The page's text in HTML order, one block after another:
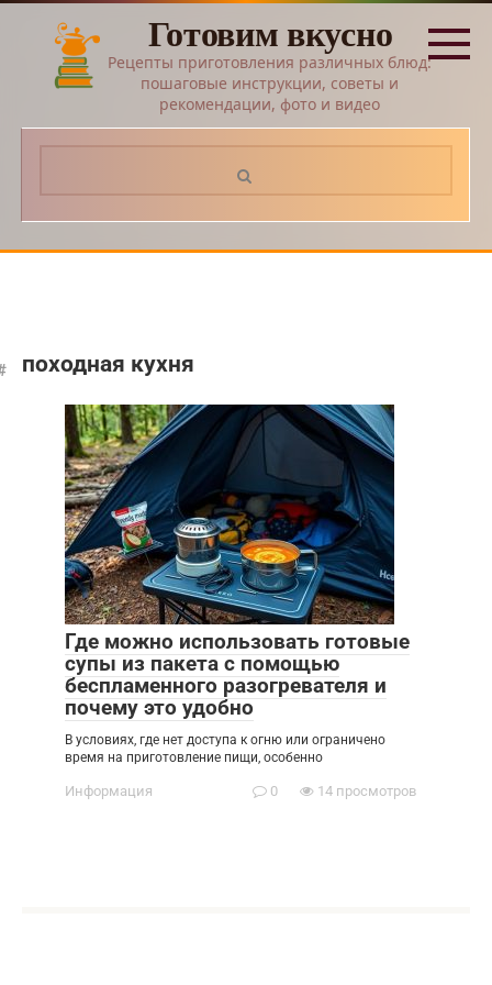
Перейти
контенту
Готовим вкусно
Рецепты приготовления различных блюд:
пошаговые инструкции, советы и
рекомендации, фото и видео
походная кухня
Где можно использовать готовые
супы из пакета с помощью
беспламенного разогревателя и
почему это удобно
В условиях, где нет доступа к огню или ограничено
время на приготовление пищи, особенно
Информация 0 14 просмотров